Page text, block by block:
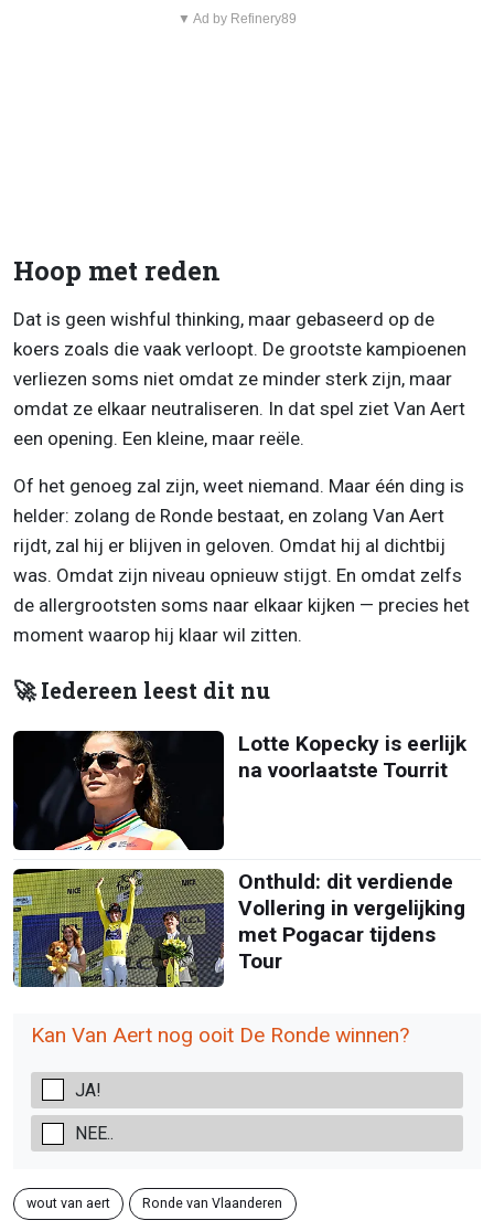
▼ Ad by Refinery89
Hoop met reden
Dat is geen wishful thinking, maar gebaseerd op de
koers zoals die vaak verloopt. De grootste kampioenen
verliezen soms niet omdat ze minder sterk zijn, maar
omdat ze elkaar neutraliseren. In dat spel ziet Van Aert
een opening. Een kleine, maar reële.
Of het genoeg zal zijn, weet niemand. Maar één ding is
helder: zolang de Ronde bestaat, en zolang Van Aert
rijdt, zal hij er blijven in geloven. Omdat hij al dichtbij
was. Omdat zijn niveau opnieuw stijgt. En omdat zelfs
de allergrootsten soms naar elkaar kijken — precies het
moment waarop hij klaar wil zitten.
🚀 Iedereen leest dit nu
Lotte Kopecky is eerlijk
na voorlaatste Tourrit
Onthuld: dit verdiende
Vollering in vergelijking
met Pogacar tijdens
Tour
Kan Van Aert nog ooit De Ronde winnen?
JA!
NEE..
wout van aert Ronde van Vlaanderen